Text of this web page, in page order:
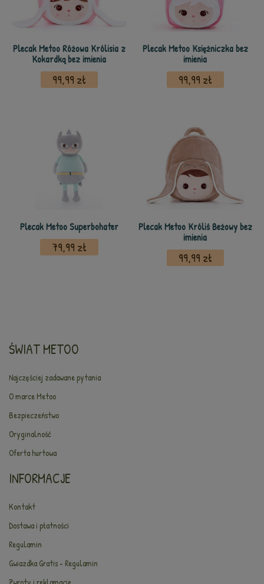
Plecak Metoo Różowa Królisia z
Kokardką bez imienia
99,99 zł
Plecak Metoo Księżniczka bez
imienia
99,99 zł
Plecak Metoo Superbohater
79,99 zł
Plecak Metoo Króliś Beżowy bez
imienia
99,99 zł
ŚWIAT METOO
Najczęściej zadawane pytania
O marce Metoo
Bezpieczeństwo
Oryginalność
Oferta hurtowa
INFORMACJE
Kontakt
Dostawa i płatności
Regulamin
Gwiazdka Gratis - Regulamin